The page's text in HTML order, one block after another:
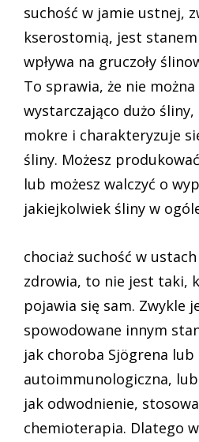
suchość w jamie ustnej,
kserostomią, jest
wpływa na gruczoły
To sprawia, że nie
wystarczająco dużo
mokre i charakteryzuje
śliny. Możesz
lub możesz walczyć o
jakiejkolwiek śliny w
chociaż suchość w
zdrowia, to nie jest taki,
pojawia się sam. Zwykle
spowodowane innym
jak choroba Sjögrena
autoimmunologiczna,
jak odwodnienie,
chemioterapia. Dlatego